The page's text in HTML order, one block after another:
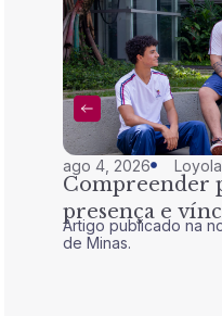
ago 4, 2026
Compreender
presença e
Artigo publicado na
de Minas.